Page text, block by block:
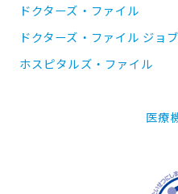
ドクターズ・ファイル
ドクターズ・ファイル ジョ
ホスピタルズ・ファイル
医療